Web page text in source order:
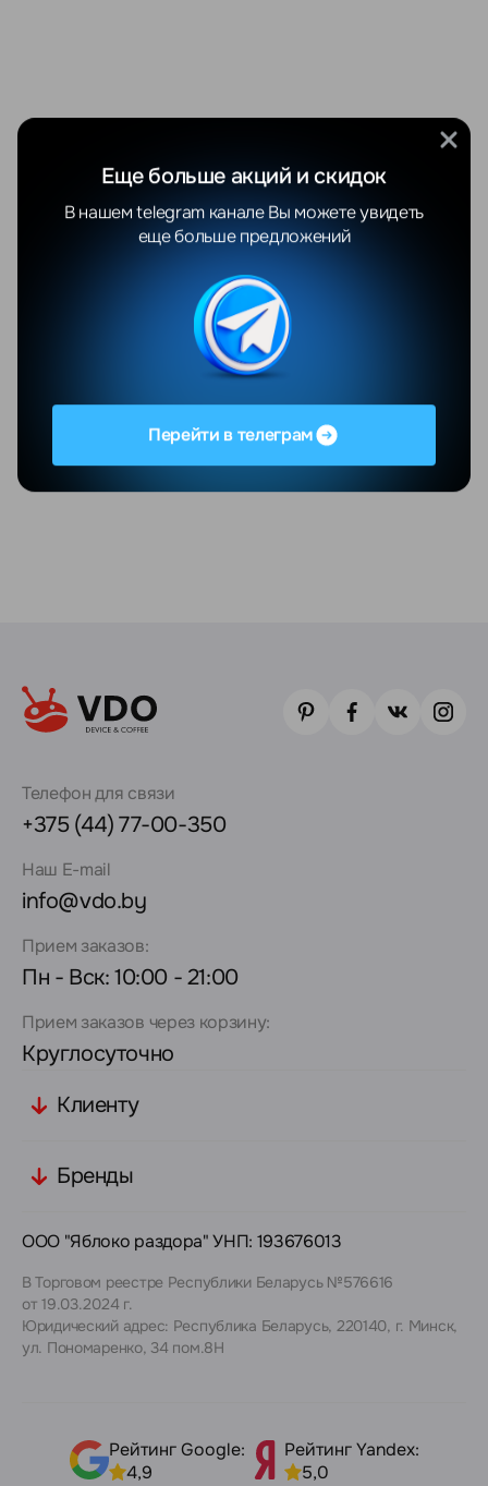
Телефон для связи
+375 (44) 77-00-350
Наш E-mail
info@vdo.by
Прием заказов:
Пн - Вск: 10:00 - 21:00
Прием заказов через корзину:
Круглосуточно
Клиенту
Бренды
ООО "Яблоко раздора" УНП: 193676013
В Торговом реестре Республики Беларусь №576616
от 19.03.2024 г.
Юридический адрес: Республика Беларусь, 220140, г. Минск,
ул. Пономаренко, 34 пом.8Н
Рейтинг Google:
4,9
Рейтинг Yandex:
5,0
Перейти в телеграм
Еще больше акций и скидок
В нашем telegram канале Вы можете увидеть
еще больше предложений